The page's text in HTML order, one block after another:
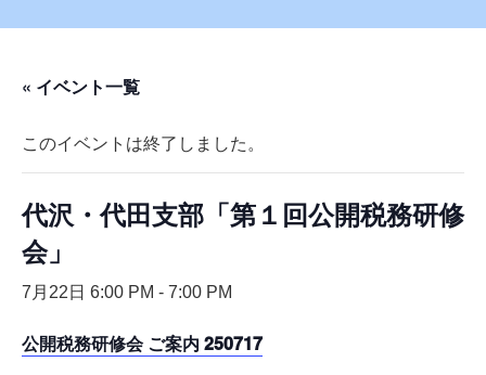
« イベント一覧
このイベントは終了しました。
代沢・代田支部「第１回公開税務研修
会」
7月22日 6:00 PM - 7:00 PM
公開税務研修会 ご案内 250717